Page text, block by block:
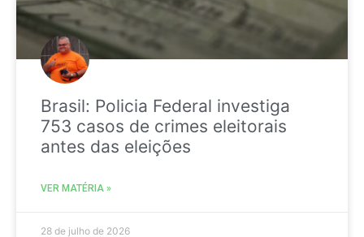
Brasil: Policia Federal investiga
753 casos de crimes eleitorais
antes das eleições
VER MATÉRIA »
28 de julho de 2026